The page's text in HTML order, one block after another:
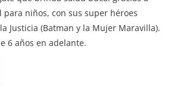
para niños, con sus super héroes
Justicia (Batman y la Mujer Maravilla).
6 años en adelante.